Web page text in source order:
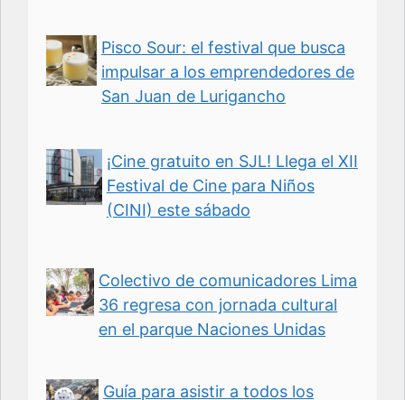
Pisco Sour: el festival que busca
impulsar a los emprendedores de
San Juan de Lurigancho
¡Cine gratuito en SJL! Llega el XII
Festival de Cine para Niños
(CINI) este sábado
Colectivo de comunicadores Lima
36 regresa con jornada cultural
en el parque Naciones Unidas
Guía para asistir a todos los